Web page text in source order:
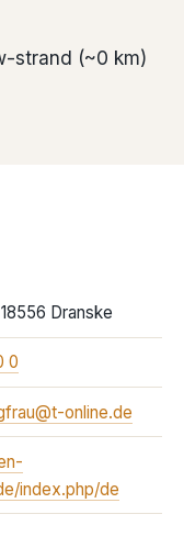
strand (~0 km)
Dranske
0
online.de
index.php/de